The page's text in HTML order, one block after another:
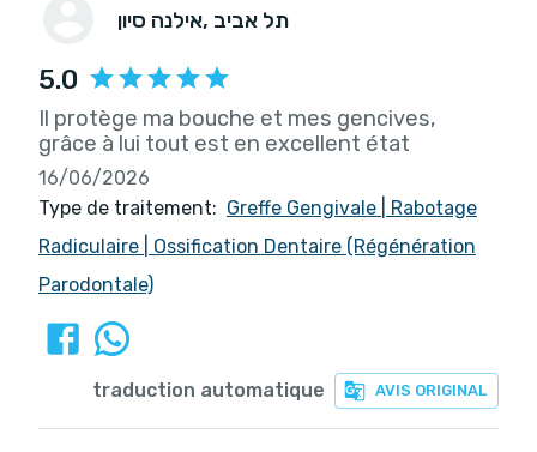
אילנה סיון , תל אביב
5.0
Il protège ma bouche et mes gencives,
grâce à lui tout est en excellent état
16/06/2026
Type de traitement: Greffe Gengivale
Rabotage
Radiculaire
Ossification Dentaire (Régénération
Parodontale)
AVIS ORIGINAL
traduction automatique